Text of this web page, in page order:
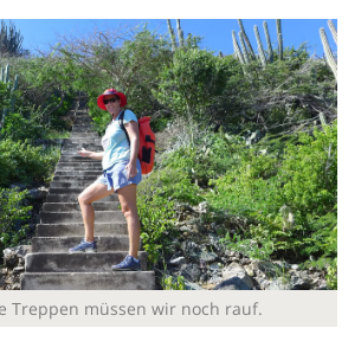
Treppen müssen wir noch rauf.